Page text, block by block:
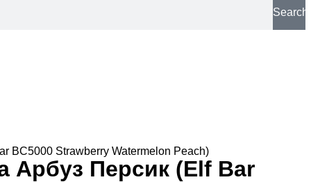
Search
BC5000 Strawberry Watermelon Peach)
Арбуз Персик (Elf Bar